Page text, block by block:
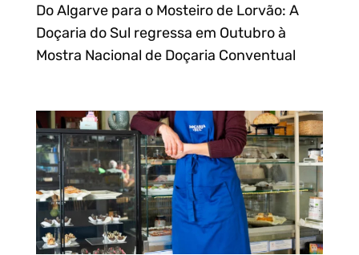
Do Algarve para o Mosteiro de Lorvão: A
Doçaria do Sul regressa em Outubro à
Mostra Nacional de Doçaria Conventual